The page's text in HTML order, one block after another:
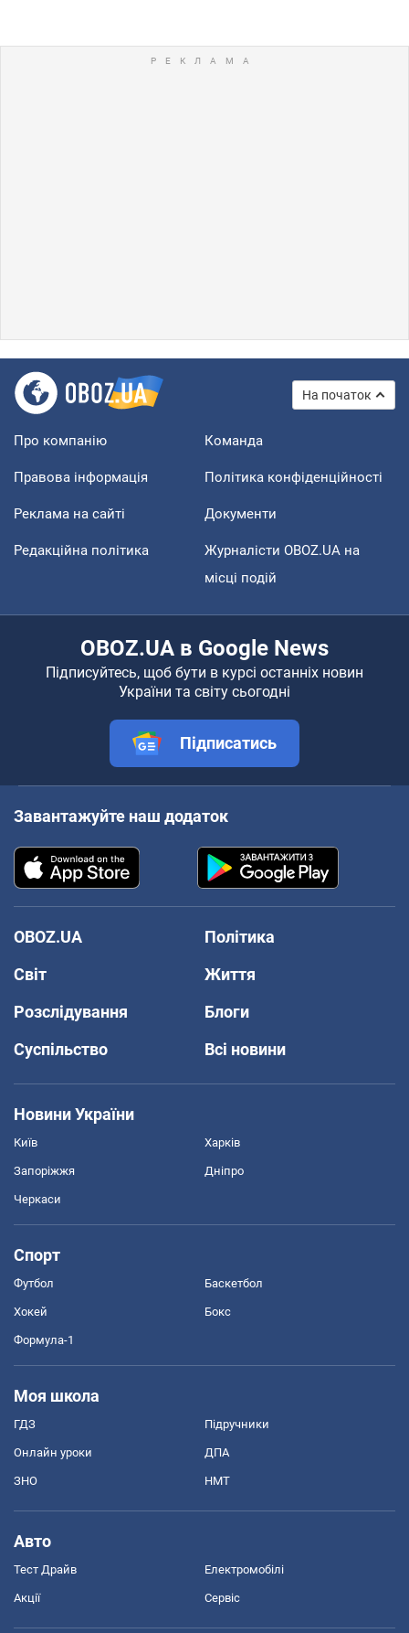
На початок
Про компанію Команда
Правова інформація Політика конфіденційності
Реклама на сайті Документи
Редакційна політика
Журналісти OBOZ.UA на
місці подій
OBOZ.UA в Google News
Підписуйтесь, щоб бути в курсі останніх новин
України та світу сьогодні
Підписатись
Завантажуйте наш додаток
OBOZ.UA
Політика
Світ
Життя
Розслідування
Блоги
Суспільство
Всі новини
Новини України
Київ Харків
Запоріжжя Дніпро
Черкаси
Спорт
Футбол Баскетбол
Хокей Бокс
Формула-1
Моя школа
ГДЗ Підручники
Онлайн уроки ДПА
ЗНО НМТ
Авто
Тест Драйв Електромобілі
Акції Сервіс